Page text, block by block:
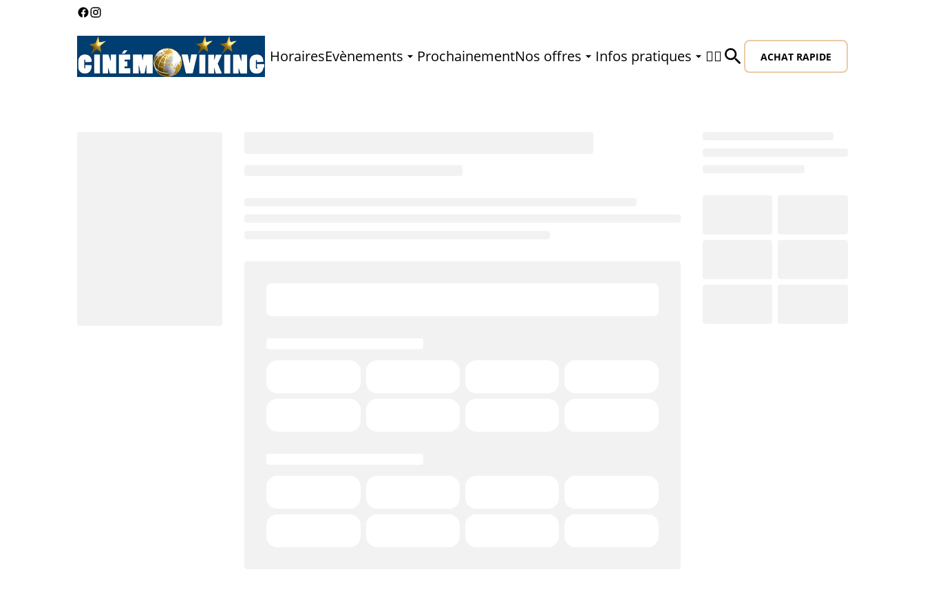
HorairesEvènements ProchainementNos offres Infos pratiques 🙍‍♂️ ACHAT RAPIDE